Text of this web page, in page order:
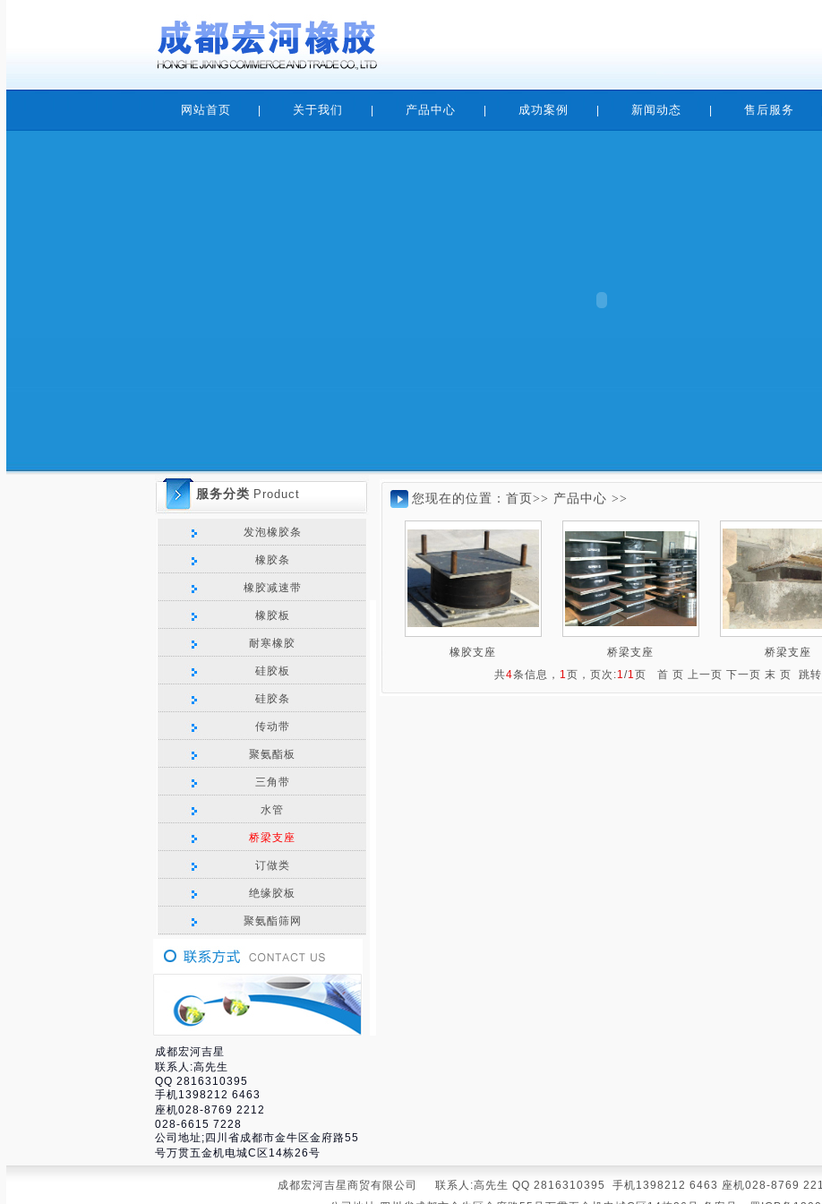
网站首页 关于我们 产品中心 成功案例 新闻动态 售后服务
服务分类 Product
发泡橡胶条
橡胶条
橡胶减速带
橡胶板
耐寒橡胶
硅胶板
硅胶条
传动带
聚氨酯板
三角带
水管
桥梁支座
订做类
绝缘胶板
聚氨酯筛网
成都宏河吉星
联系人:高先生
QQ 2816310395
手机1398212 6463
座机028-8769 2212
028-6615 7228
公司地址;四川省成都市金牛区金府路55
号万贯五金机电城C区14栋26号
您现在的位置： 首页>> 产品中心 >>
橡胶支座 桥梁支座 桥梁支座
共4条信息， 1页，页次:1/1页 首 页 上一页 下一页 末 页 跳转
成都宏河吉星商贸有限公司 联系人:高先生 QQ 2816310395 手机1398212 6463 座机028-8769